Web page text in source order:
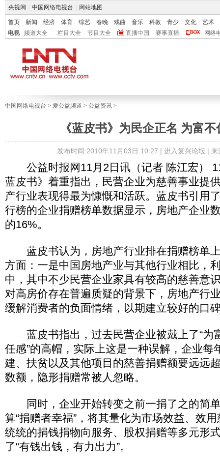
央视网 中国网络电视台 网站地图
首页 新闻 经济 体育 综艺 春晚 戏曲 音乐 科教 青少 文化
艺术
电视
频道大全 栏目大全 节目大全 直播中国 赛事直播 网络
中国网络电视台 > 爱公益频道 > 公益资讯 >
《蓝皮书》为民企正名 为富
发布时间:2010年11月03日 10:27 | 进入复兴论坛| 来
公益时报网11月2日讯（记者 陈江宏）
蓝皮书》着重指出，民营企业为慈善事业提
产行业表现得最为慷慨和活跃。蓝皮书引用
行榜的企业捐赠榜单数据显示，房地产企业
的16%。
蓝皮书认为，房地产行业排在捐赠榜单
方面：一是中国房地产业与其他行业相比，
中，其中不少民营企业家具有较高的慈善意
对高房价存在普遍质疑的背景下，房地产行
缓解消费者的负面情绪，以期建立较好的口
蓝皮书指出，过去民营企业被戴上了“为
任感”的高帽，实际上这是一种误解，企业每
建、扶贫以及其他项目的慈善捐赠额要远远
数额，隐形捐赠常被人忽略。
同时，企业开始转变之前一捐了之的简
算“捐赠者幸福”，将其量化为市场效益、效
统统的捐钱捐物向服务、股权捐赠等多元形
了“有钱出钱，有力出力”。